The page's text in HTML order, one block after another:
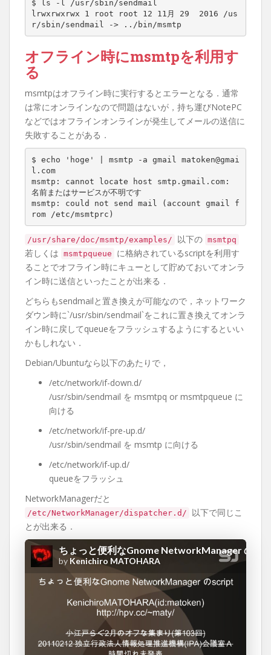
$ ls -l /usr/sbin/sendmail
lrwxrwxrwx 1 root root 12 11月 29  2016 /us
r/sbin/sendmail -> ../bin/msmtp
オフライン時にmsmtpを利用す
る
msmtpはオフライン時に実行するとエラーとなる．通常
は常にオンラインなので問題はないが，持ち運びNotePC
などではオフラインオンラインが発生してメールの送信に
失敗することがある．
$ echo 'hoge' | msmtp -a gmail matoken@gmai
l.com
msmtp: cannot locate host smtp.gmail.com:
名前またはサービスが不明です
msmtp: could not send mail (account gmail f
rom /etc/msmtprc)
/usr/share/doc/msmtp/examples/ 以下の msmtpq
若しくは msmtpqueue
に格納されているscriptを利用す
ることでオフライン時にキューとして貯めておいてオンラ
イン時に送信といったことが出来る．
どちらもsendmailと置き換えが可能なので，ネットワーク
ダウン時に`/usr/sbin/sendmail`をこれに置き換えてオンラ
イン時に戻してqueueをフラッシュするようにするといい
かもしれない．
Debian/Ubuntuなら以下のあたりで，
/etc/network/if-down.d/
/usr/sbin/sendmail を msmtpq or msmtpqueue に
向ける
/etc/network/if-pre-up.d/
/usr/sbin/sendmail を msmtp に向ける
/etc/network/if-up.d/
queueをフラッシュ
NetworkManagerだと
/etc/NetworkManager/dispatcher.d/
以下で同じこ
とが出来る．